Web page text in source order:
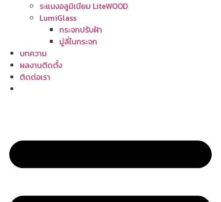
ระแนงอลูมิเนียม LiteWOOD
LumiGlass
กระจกปรับฝ้า
มู่ลี่ในกระจก
บทความ
ผลงานติดตั้ง
ติดต่อเรา